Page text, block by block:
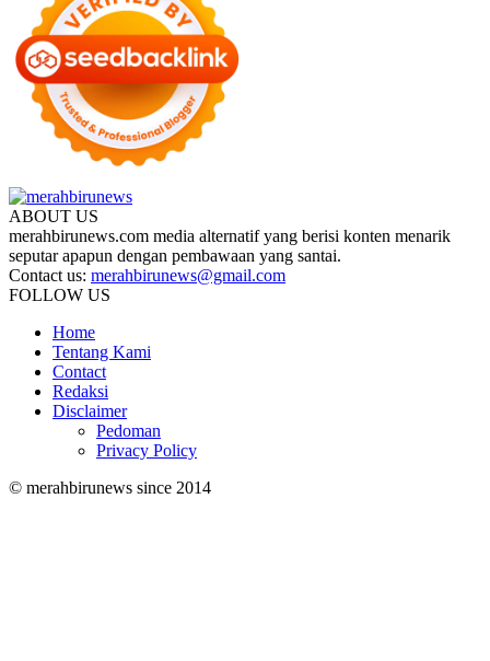
ABOUT US
merahbirunews.com media alternatif yang berisi konten menarik
seputar apapun dengan pembawaan yang santai.
Contact us: merahbirunews@gmail.com
FOLLOW US
Home
Tentang Kami
Contact
Redaksi
Disclaimer
Pedoman
Privacy Policy
© merahbirunews since 2014